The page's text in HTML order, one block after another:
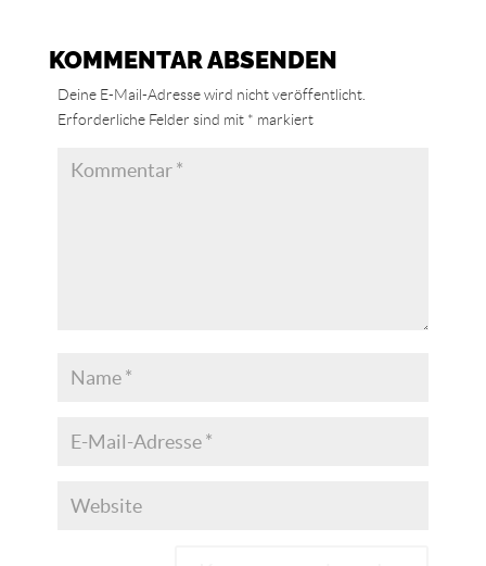
KOMMENTAR ABSENDEN
Deine E-Mail-Adresse wird nicht veröffentlicht.
Erforderliche Felder sind mit * markiert